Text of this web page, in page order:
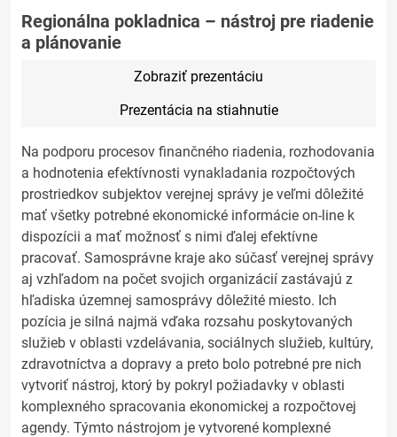
Regionálna pokladnica – nástroj pre riadenie
a plánovanie
Zobraziť prezentáciu
Prezentácia na stiahnutie
Na podporu procesov finančného riadenia, rozhodovania
a hodnotenia efektívnosti vynakladania rozpočtových
prostriedkov subjektov verejnej správy je veľmi dôležité
mať všetky potrebné ekonomické informácie on-line k
dispozícii a mať možnosť s nimi ďalej efektívne
pracovať. Samosprávne kraje ako súčasť verejnej správy
aj vzhľadom na počet svojich organizácií zastávajú z
hľadiska územnej samosprávy dôležité miesto. Ich
pozícia je silná najmä vďaka rozsahu poskytovaných
služieb v oblasti vzdelávania, sociálnych služieb, kultúry,
zdravotníctva a dopravy a preto bolo potrebné pre nich
vytvoriť nástroj, ktorý by pokryl požiadavky v oblasti
komplexného spracovania ekonomickej a rozpočtovej
agendy. Týmto nástrojom je vytvorené komplexné